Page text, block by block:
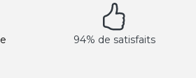
94% de satisfaits